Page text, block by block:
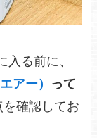
る前に、
アー） って
を確認してお